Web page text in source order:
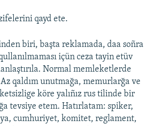
qayd ete.
biri, başta reklamada, daa soñra
içün ceza tayin etüv
Normal memleketlerde
qaldım unutmağa, memurlarğa ve
köre yalıñız rus tilinde bir
tevsiye etem. Hatırlatam: spiker,
cumhuriyet, komitet, reglament,